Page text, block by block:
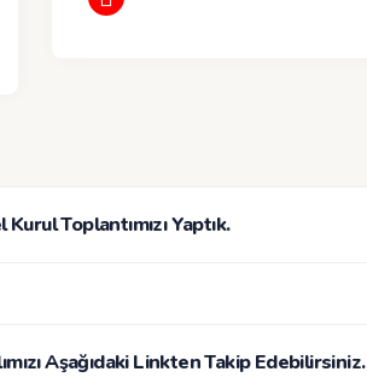
Kurul Toplantımızı Yaptık.
Aşağıdaki Linkten Takip Edebilirsiniz.